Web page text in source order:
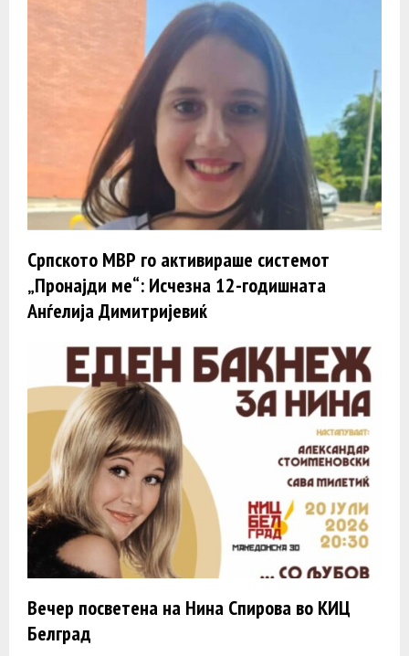
Српското МВР го активираше системот
„Пронајди ме“: Исчезна 12-годишната
Анѓелија Димитријевиќ
Вечер посветена на Нина Спирова во КИЦ
Белград